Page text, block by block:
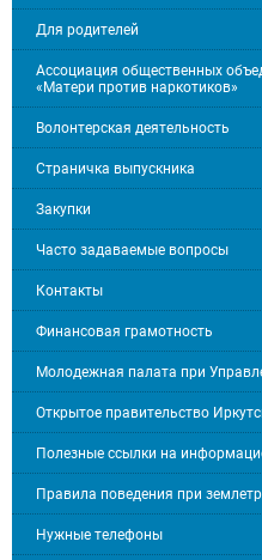
Для родителей
Ассоциация общественных
«Матери против наркотиков»
Волонтерская деятельность
Страничка выпускника
Закупки
Часто задаваемые вопросы
Контакты
Финансовая грамотность
Молодежная палата при
Открытое правительство
Полезные ссылки на
Правила поведения при
Нужные телефоны